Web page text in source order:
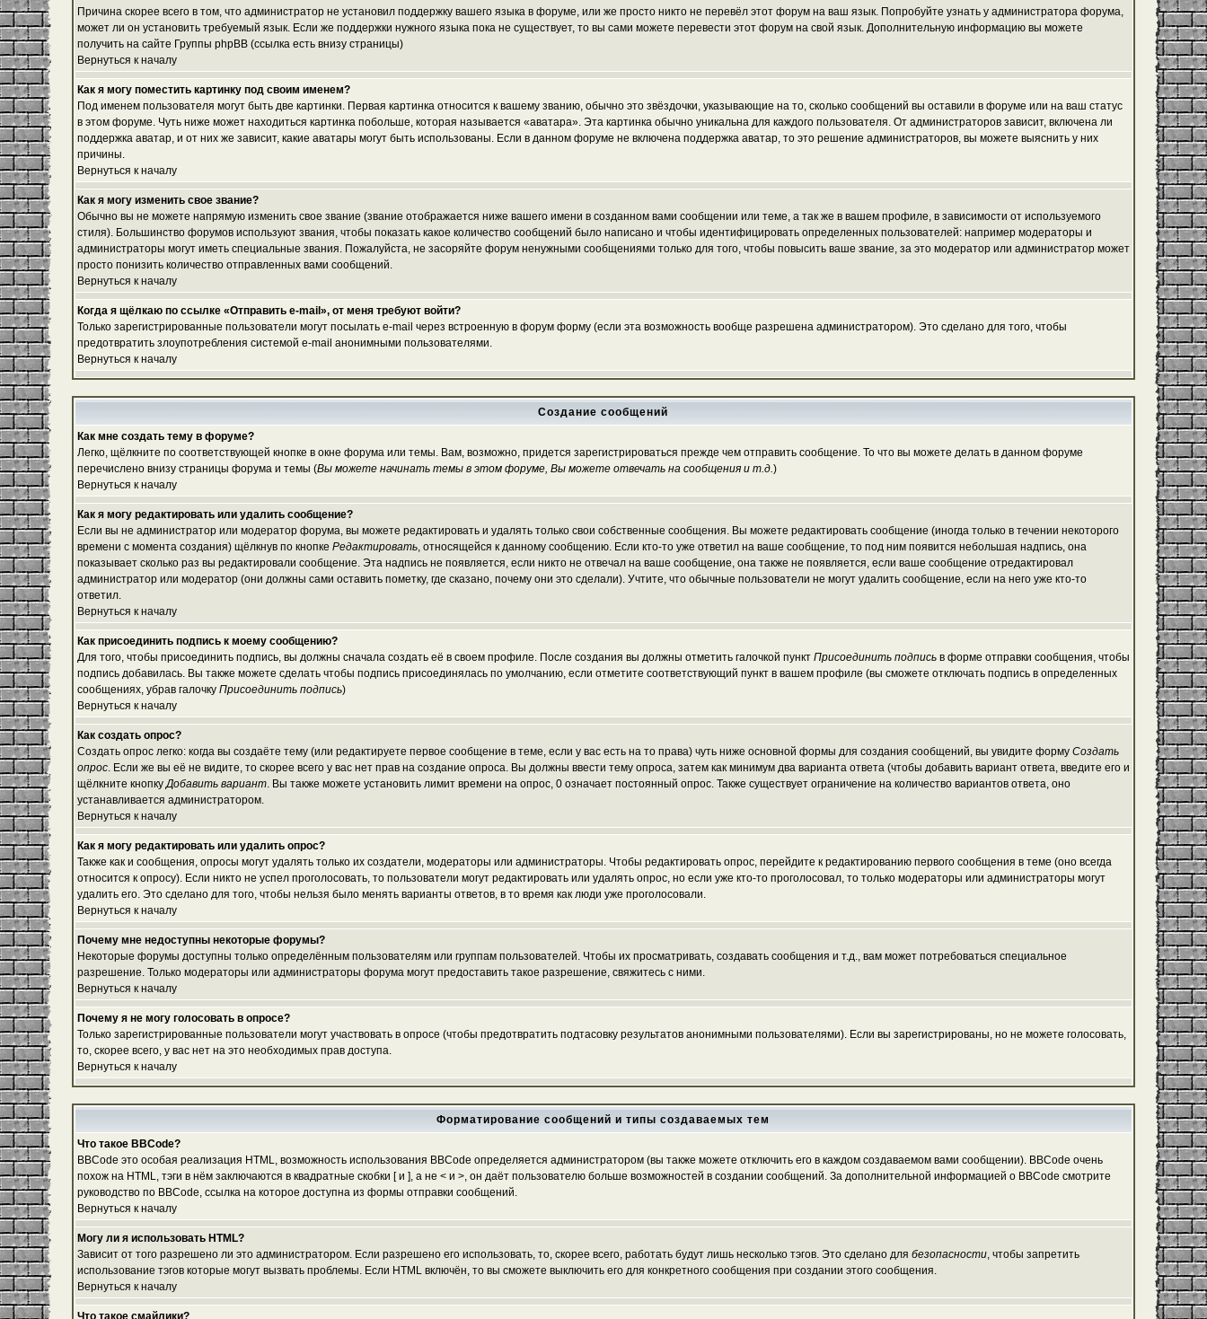
Причина скорее всего в том, что администратор не установил поддержку вашего языка в форуме, или же просто никто не перевёл этот форум на ваш язык. Попробуйте узнать у администратора форума,
может ли он установить требуемый язык. Если же поддержки нужного языка пока не существует, то вы сами можете перевести этот форум на свой язык. Дополнительную информацию вы можете
получить на сайте Группы phpBB (ссылка есть внизу страницы)
Вернуться к началу
Как я могу поместить картинку под своим именем?
Под именем пользователя могут быть две картинки. Первая картинка относится к вашему званию, обычно это звёздочки, указывающие на то, сколько сообщений вы оставили в форуме или на ваш статус
в этом форуме. Чуть ниже может находиться картинка побольше, которая называется «аватара». Эта картинка обычно уникальна для каждого пользователя. От администраторов зависит, включена ли
поддержка аватар, и от них же зависит, какие аватары могут быть использованы. Если в данном форуме не включена поддержка аватар, то это решение администраторов, вы можете выяснить у них
причины.
Вернуться к началу
Как я могу изменить свое звание?
Обычно вы не можете напрямую изменить свое звание (звание отображается ниже вашего имени в созданном вами сообщении или теме, а так же в вашем профиле, в зависимости от используемого
стиля). Большинство форумов используют звания, чтобы показать какое количество сообщений было написано и чтобы идентифицировать определенных пользователей: например модераторы и
администраторы могут иметь специальные звания. Пожалуйста, не засоряйте форум ненужными сообщениями только для того, чтобы повысить ваше звание, за это модератор или администратор может
просто понизить количество отправленных вами сообщений.
Вернуться к началу
Когда я щёлкаю по ссылке «Отправить e-mail», от меня требуют войти?
Только зарегистрированные пользователи могут посылать e-mail через встроенную в форум форму (если эта возможность вообще разрешена администратором). Это сделано для того, чтобы
предотвратить злоупотребления системой e-mail анонимными пользователями.
Вернуться к началу
Создание сообщений
Как мне создать тему в форуме?
Легко, щёлкните по соответствующей кнопке в окне форума или темы. Вам, возможно, придется зарегистрироваться прежде чем отправить сообщение. То что вы можете делать в данном форуме
перечислено внизу страницы форума и темы (Вы можете начинать темы в этом форуме, Вы можете отвечать на сообщения и т.д.)
Вернуться к началу
Как я могу редактировать или удалить сообщение?
Если вы не администратор или модератор форума, вы можете редактировать и удалять только свои собственные сообщения. Вы можете редактировать сообщение (иногда только в течении некоторого
времени с момента создания) щёлкнув по кнопке Редактировать, относящейся к данному сообщению. Если кто-то уже ответил на ваше сообщение, то под ним появится небольшая надпись, она
показывает сколько раз вы редактировали сообщение. Эта надпись не появляется, если никто не отвечал на ваше сообщение, она также не появляется, если ваше сообщение отредактировал
администратор или модератор (они должны сами оставить пометку, где сказано, почему они это сделали). Учтите, что обычные пользователи не могут удалить сообщение, если на него уже кто-то
ответил.
Вернуться к началу
Как присоединить подпись к моему сообщению?
Для того, чтобы присоединить подпись, вы должны сначала создать её в своем профиле. После создания вы должны отметить галочкой пункт Присоединить подписьв форме отправки сообщения, чтобы
подпись добавилась. Вы также можете сделать чтобы подпись присоединялась по умолчанию, если отметите соответствующий пункт в вашем профиле (вы сможете отключать подпись в определенных
сообщениях, убрав галочку Присоединить подпись)
Вернуться к началу
Как создать опрос?
Создать опрос легко: когда вы создаёте тему (или редактируете первое сообщение в теме, если у вас есть на то права) чуть ниже основной формы для создания сообщений, вы увидите форму Создать
опрос. Если же вы её не видите, то скорее всего у вас нет прав на создание опроса. Вы должны ввести тему опроса, затем как минимум два варианта ответа (чтобы добавить вариант ответа, введите его и
щёлкните кнопкуДобавить вариант. Вы также можете установить лимит времени на опрос, 0 означает постоянный опрос. Также существует ограничение на количество вариантов ответа, оно
устанавливается администратором.
Вернуться к началу
Как я могу редактировать или удалить опрос?
Также как и сообщения, опросы могут удалять только их создатели, модераторы или администраторы. Чтобы редактировать опрос, перейдите к редактированию первого сообщения в теме (оно всегда
относится к опросу). Если никто не успел проголосовать, то пользователи могут редактировать или удалять опрос, но если уже кто-то проголосовал, то только модераторы или администраторы могут
удалить его. Это сделано для того, чтобы нельзя было менять варианты ответов, в то время как люди уже проголосовали.
Вернуться к началу
Почему мне недоступны некоторые форумы?
Некоторые форумы доступны только определённым пользователям или группам пользователей. Чтобы их просматривать, создавать сообщения и т.д., вам может потребоваться специальное
разрешение. Только модераторы или администраторы форума могут предоставить такое разрешение, свяжитесь с ними.
Вернуться к началу
Почему я не могу голосовать в опросе?
Только зарегистрированные пользователи могут участвовать в опросе (чтобы предотвратить подтасовку результатов анонимными пользователями). Если вы зарегистрированы, но не можете голосовать,
то, скорее всего, у вас нет на это необходимых прав доступа.
Вернуться к началу
Форматирование сообщений и типы создаваемых тем
Что такое BBCode?
BBCode это особая реализация HTML, возможность использования BBCode определяется администратором (вы также можете отключить его в каждом создаваемом вами сообщении). BBCode очень
похож на HTML, тэги в нём заключаются в квадратные скобки [ и ], а не < и >, он даёт пользователю больше возможностей в создании сообщений. За дополнительной информацией о BBCode смотрите
руководство по BBCode, ссылка на которое доступна из формы отправки сообщений.
Вернуться к началу
Могу ли я использовать HTML?
Зависит от того разрешено ли это администратором. Если разрешено его использовать, то, скорее всего, работать будут лишь несколько тэгов. Это сделано для безопасности, чтобы запретить
использование тэгов которые могут вызвать проблемы. Если HTML включён, то вы сможете выключить его для конкретного сообщения при создании этого сообщения.
Вернуться к началу
Что такое смайлики?